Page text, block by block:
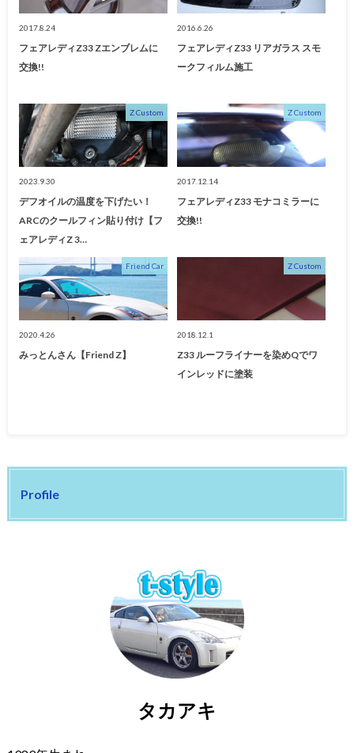
2017.8.24
フェアレディZ33 Zエンブレムに
交換!!
2016.6.26
フェアレディZ33 リアガラス スモ
ークフィルム施工
Z Custom
2023.9.30
デフオイルの温度を下げたい！
ARCのクールフィン貼り付け【フ
ェアレディZ 3…
Z Custom
2017.12.14
フェアレディZ33 モナコミラーに
交換!!
Friend Car
2020.4.26
みっとんさん【Friend Z】
Z Custom
2018.12.1
Z33 ルーフライナーを染めQでワ
インレッドに塗装
Profile
タカアキ